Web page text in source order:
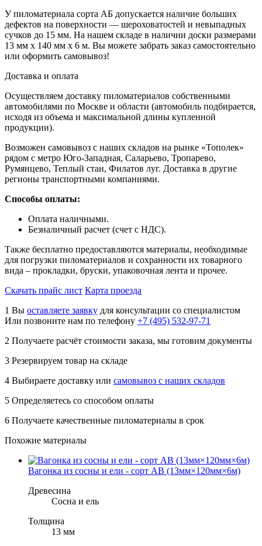
У пиломатериала сорта АБ допускается наличие больших
дефектов на поверхности — шероховатостей и невыпадных
сучков до 15 мм. На нашем складе в наличии доски размерами
13 мм х 140 мм х 6 м. Вы можете забрать заказ самостоятельно
или оформить самовывоз!
Доставка и оплата
Осуществляем доставку пиломатериалов собственными
автомобилями по Москве и области (автомобиль подбирается,
исходя из объема и максимальной длины купленной
продукции).
Возможен самовывоз с наших складов на рынке «Тополек»
рядом с метро Юго-Западная, Саларьево, Тропарево,
Румянцево, Теплый стан, Филатов луг. Доставка в другие
регионы транспортными компаниями.
Способы оплаты:
Оплата наличными.
Безналичный расчет (счет с НДС).
Также бесплатно предоставляются материалы, необходимые
для погрузки пиломатериалов и сохранности их товарного
вида – прокладки, бруски, упаковочная лента и прочее.
Скачать прайс лист Карта проезда
1 Вы оставляете заявку для консультации со специалистом
Или позвоните нам по телефону +7 (495) 532-97-71
2 Получаете расчёт стоимости заказа, мы готовим документы
3 Резервируем товар на складе
4 Выбираете доставку или самовывоз с наших складов
5 Определяетесь со способом оплаты
6 Получаете качественные пиломатериалы в срок
Похожие материалы
Вагонка из сосны и ели - сорт AB (13мм×120мм×6м)
Древесина
Сосна и ель
Толщина
13 мм